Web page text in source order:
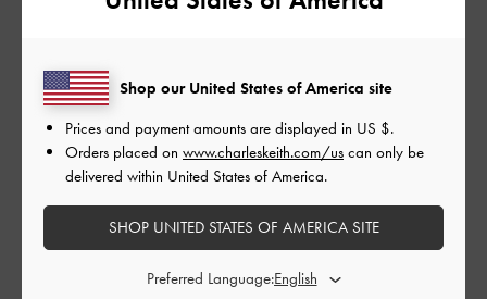
もっと見る
このレビューは役に立ちましたか？
ご利用者様
Shop our United States of America site
Prices and payment amounts are displayed in US $.
Orders placed on www.charleskeith.com/us can only be
delivered within United States of America.
SHOP UNITED STATES OF AMERICA SITE
Preferred Language: